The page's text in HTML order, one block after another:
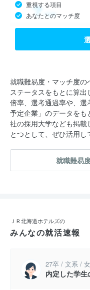
重視する項目
あなたとのマッチ度
就職難易度・マッチ度
ステータスをもとに算
倍率、選考通過率や、
予定企業」のデータを
社の採用大学なども掲
とつとして、ぜひ活用し
就職難易
ＪＲ北海道ホテルズの
みんなの就活速報
27卒 / 文系 /
内定した学生